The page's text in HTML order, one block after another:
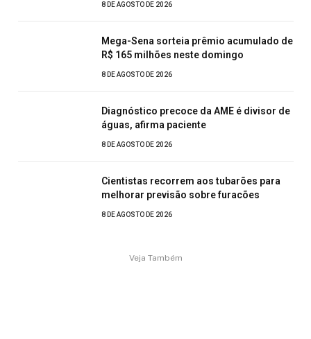
8 DE AGOSTO DE 2026
Mega-Sena sorteia prêmio acumulado de
R$ 165 milhões neste domingo
8 DE AGOSTO DE 2026
Diagnóstico precoce da AME é divisor de
águas, afirma paciente
8 DE AGOSTO DE 2026
Cientistas recorrem aos tubarões para
melhorar previsão sobre furacões
8 DE AGOSTO DE 2026
Veja Também